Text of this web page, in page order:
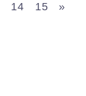
14 15 »